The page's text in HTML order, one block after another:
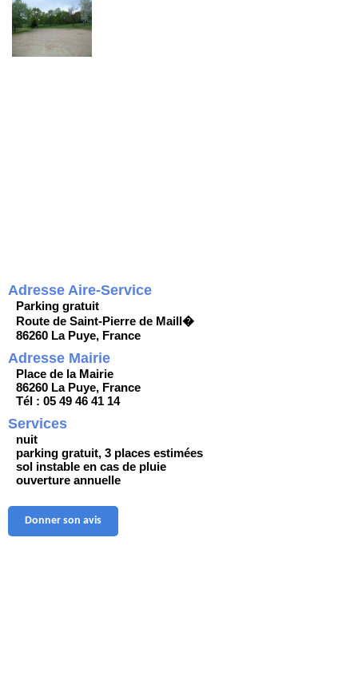
Adresse Aire-Service
Parking gratuit
Route de Saint-Pierre de Maill�
86260 La Puye, France
Adresse Mairie
Place de la Mairie
86260 La Puye, France
Tél : 05 49 46 41 14
Services
nuit
parking gratuit, 3 places estimées
sol instable en cas de pluie
ouverture annuelle
Donner son avis